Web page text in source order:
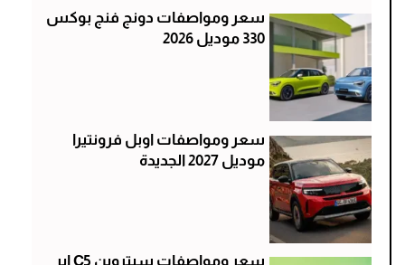
سعر ومواصفات دونج فنج بوكس
330 موديل 2026
سعر ومواصفات اوبل فرونتيرا
موديل 2027 الجديدة
سعر ومواصفات سيتروين C5 اير